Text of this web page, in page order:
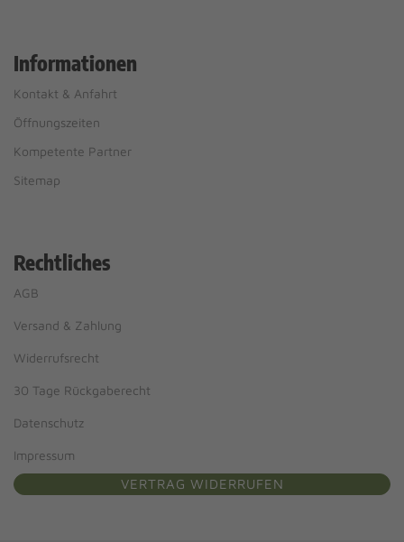
Informationen
Kontakt & Anfahrt
Öffnungszeiten
Kompetente Partner
Sitemap
Rechtliches
AGB
Versand & Zahlung
Widerrufsrecht
30 Tage Rückgaberecht
Datenschutz
Impressum
VERTRAG WIDERRUFEN